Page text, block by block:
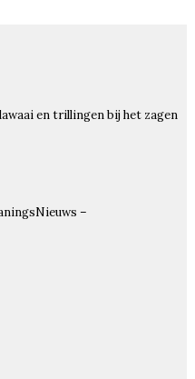
en trillingen bij het zagen
–